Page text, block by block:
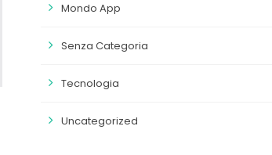
Mondo App
Senza Categoria
Tecnologia
Uncategorized